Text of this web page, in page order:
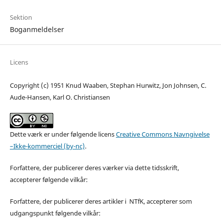
Sektion
Boganmeldelser
Licens
Copyright (c) 1951 Knud Waaben, Stephan Hurwitz, Jon Johnsen, C.
Aude-Hansen, Karl O. Christiansen
Dette værk er under følgende licensCreative Commons Navngivelse
–Ikke-kommerciel (by-nc).
Forfattere, der publicerer deres værker via dette tidsskrift,
accepterer følgende vilkår:
Forfattere, der publicerer deres artikler i NTfK, accepterer som
udgangspunkt følgende vilkår: